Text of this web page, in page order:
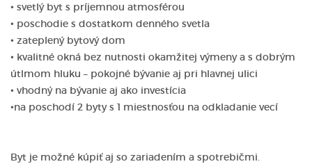
• svetlý byt s príjemnou atmosférou
• poschodie s dostatkom denného svetla
• zateplený bytový dom
• kvalitné okná bez nutnosti okamžitej výmeny a s dobrým
útlmom hluku – pokojné bývanie aj pri hlavnej ulici
• vhodný na bývanie aj ako investícia
•na poschodí 2 byty s 1 miestnosťou na odkladanie vecí
Byt je možné kúpiť aj so zariadením a spotrebičmi.